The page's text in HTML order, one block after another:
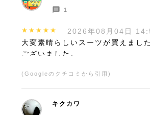
1
★★★★★
2026年08月04日
大変素晴らしいスーツが買えまし
ございました。
(Googleのクチコミから引用)
キクカワ